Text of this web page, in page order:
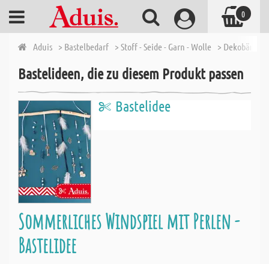
Aduis > Bastelbedarf > Stoff - Seide - Garn - Wolle > Dekobänder
Bastelideen, die zu diesem Produkt passen
Bastelidee
Sommerliches Windspiel mit Perlen -
Bastelidee
0